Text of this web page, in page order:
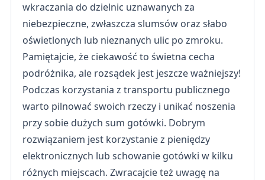
wkraczania do dzielnic uznawanych za
niebezpieczne, zwłaszcza slumsów oraz słabo
oświetlonych lub nieznanych ulic po zmroku.
Pamiętajcie, że ciekawość to świetna cecha
podróżnika, ale rozsądek jest jeszcze ważniejszy!
Podczas korzystania z transportu publicznego
warto pilnować swoich rzeczy i unikać noszenia
przy sobie dużych sum gotówki. Dobrym
rozwiązaniem jest korzystanie z pieniędzy
elektronicznych lub schowanie gotówki w kilku
różnych miejscach. Zwracajcie też uwagę na